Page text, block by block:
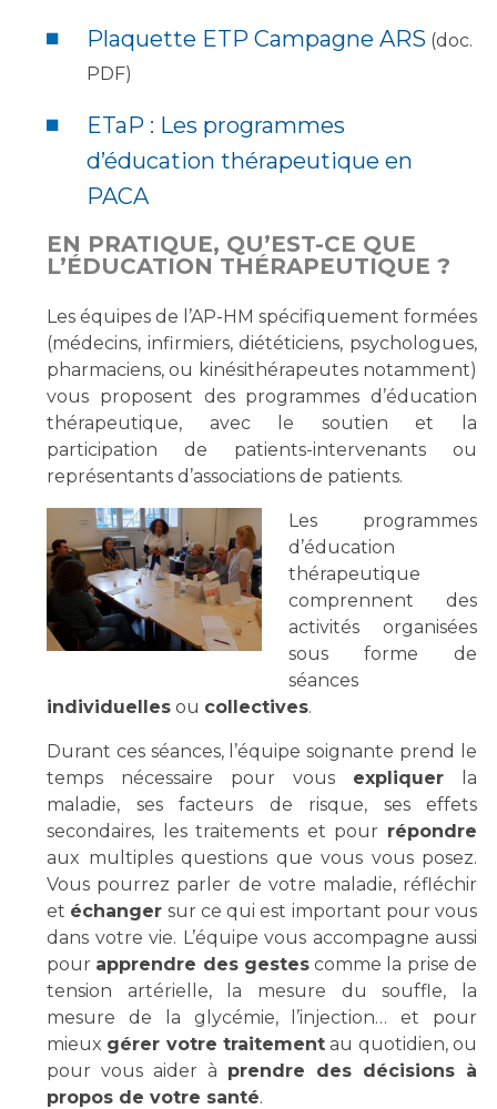
Mouvement Parcours Handicap 13
Activité physique
Cancer
Maladies rares
Maternité Hôpital Nord
Vos représentants
La Commission Des Usagers (CDU)
Les Comités Locaux des Usagers
Le projet des usagers
Qualité
Nos indicateurs qualité et de sécurité des soins
Protection des données
Sécurité
Les recherches en santé à l’AP-HM
Réseaux de soins
Adresser un examen au Laboratoire de Biologie
Radiologie / Imagerie
Cancérologie
Les pôles d'activité médicale
Anatomie et Cytologie Pathologiques
Adresser un examen au Laboratoire d'Infectiologie
Plateforme d'Expertise Maladies Rares
Presse / Multimédia
Communiqués de presse
Médiathèque
Fournisseurs
Liste des marchés conclus
Plaquette ETP Campagne ARS (doc.
PDF)
ETaP : Les programmes
d’éducation thérapeutique en
PACA
EN PRATIQUE, QU’EST-CE QUE
L’ÉDUCATION THÉRAPEUTIQUE ?
Les équipes de l’AP-HM spécifiquement formées
(médecins, infirmiers, diététiciens, psychologues,
pharmaciens, ou kinésithérapeutes notamment)
vous proposent des programmes d’éducation
thérapeutique, avec le soutien et la
participation de patients-intervenants ou
représentants d’associations de patients.
Les programmes
d’éducation
thérapeutique
comprennent des
activités organisées
sous forme de
séances
individuelles ou collectives.
Durant ces séances, l’équipe soignante prend le
temps nécessaire pour vous expliquer la
maladie, ses facteurs de risque, ses effets
secondaires, les traitements et pour répondre
aux multiples questions que vous vous posez.
Vous pourrez parler de votre maladie, réfléchir
et échanger sur ce qui est important pour vous
dans votre vie. L’équipe vous accompagne aussi
pour apprendre des gestescomme la prise de
tension artérielle, la mesure du souffle, la
mesure de la glycémie, l’injection… et pour
mieux gérer votre traitement au quotidien, ou
pour vous aider à prendre des décisions à
propos de votre santé.